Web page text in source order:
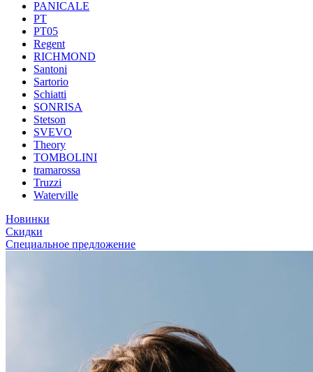
PANICALE
PT
PT05
Regent
RICHMOND
Santoni
Sartorio
Schiatti
SONRISA
Stetson
SVEVO
Theory
TOMBOLINI
tramarossa
Truzzi
Waterville
Новинки
Скидки
Специальное предложение